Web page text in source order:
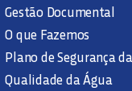
Gestão Documental
O que Fazemos
Plano de Segurança
Qualidade da Água